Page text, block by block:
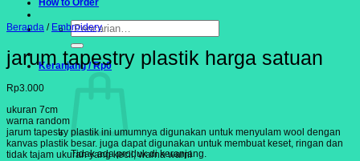
How to Order
Pencarian
untuk:
Keranjang /Rp0
Tidak ada produk di keranjang.
Beranda / Embroidery
jarum tapestry plastik harga satuan
Rp3.000
ukuran 7cm
warna random
jarum tapestry plastik ini umumnya digunakan untuk menyulam wool dengan
kanvas plastik besar. juga dapat digunakan untuk membuat keset, ringan dan
tidak tajam ukuran yang kecil, warna warni